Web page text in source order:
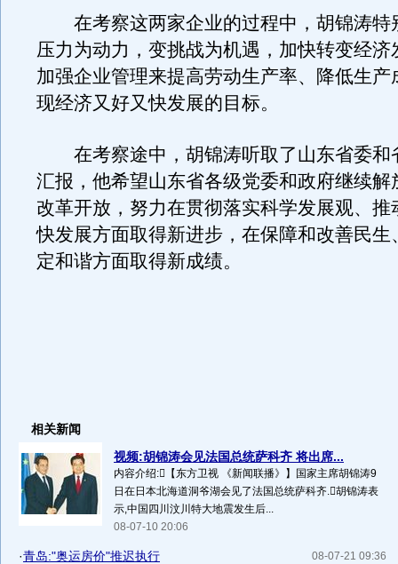
在考察这两家企业的过程中，胡锦涛特
压力为动力，变挑战为机遇，加快转变经济
加强企业管理来提高劳动生产率、降低生产
现经济又好又快发展的目标。
在考察途中，胡锦涛听取了山东省委和
汇报，他希望山东省各级党委和政府继续解
改革开放，努力在贯彻落实科学发展观、推
快发展方面取得新进步，在保障和改善民生
定和谐方面取得新成绩。
相关新闻
视频:胡锦涛会见法国总统萨科齐 将出席...
内容介绍:【东方卫视 《新闻联播》】国家主席胡锦涛9
日在日本北海道洞爷湖会见了法国总统萨科齐.胡锦涛表
示,中国四川汶川特大地震发生后...
08-07-10 20:06
08-07-21 09:36
·青岛:"奥运房价"推迟执行